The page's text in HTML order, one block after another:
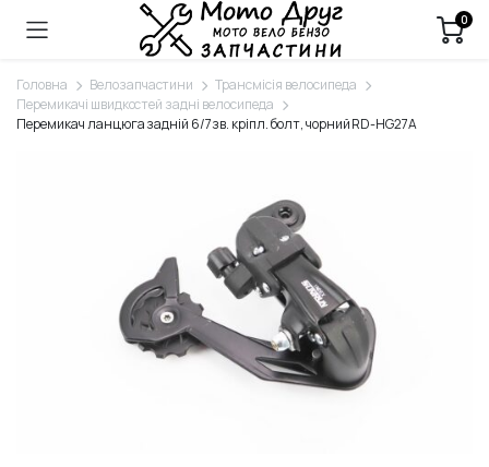
0
Головна Велозапчастини
Трансмісія велосипеда
Перемикачі швидкостей задні велосипеда
Перемикач ланцюга задній 6/7зв. кріпл. болт, чорний RD-HG27A